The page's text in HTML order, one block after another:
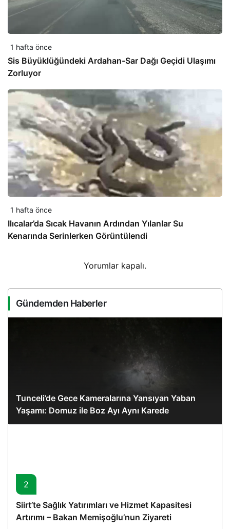
1 hafta önce
Sis Büyüklüğündeki Ardahan-Sar Dağı Geçidi Ulaşımı
Zorluyor
1 hafta önce
Ilıcalar’da Sıcak Havanın Ardından Yılanlar Su
Kenarında Serinlerken Görüntülendi
Yorumlar kapalı.
Gündemden Haberler
Tunceli’de Gece Kameralarına Yansıyan Yaban
Yaşamı: Domuz ile Boz Ayı Aynı Karede
2
Siirt’te Sağlık Yatırımları ve Hizmet Kapasitesi
Artırımı – Bakan Memişoğlu’nun Ziyareti